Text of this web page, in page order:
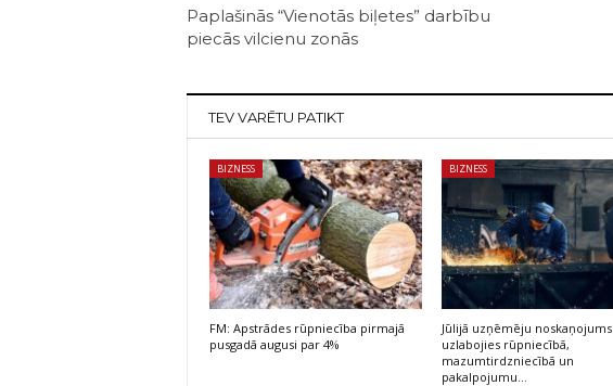
Paplašinās “Vienotās biļetes” darbību
piecās vilcienu zonās
TEV VARĒTU PATIKT
BIZNESS
FM: Apstrādes rūpniecība pirmajā
pusgadā augusi par 4%
BIZNESS
Jūlijā uzņēmēju noskaņojums
uzlabojies rūpniecībā,
mazumtirdzniecībā un
pakalpojumu…